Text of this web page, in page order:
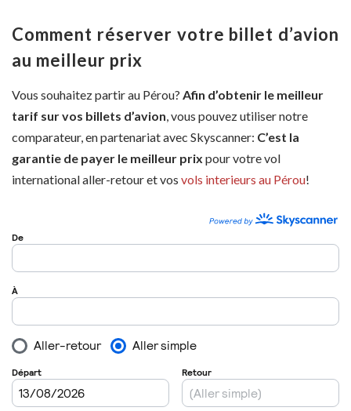
Comment réserver votre billet d’avion
au meilleur prix
Vous souhaitez partir au Pérou? Afin d’obtenir le meilleur
tarif sur vos billets d’avion, vous pouvez utiliser notre
comparateur, en partenariat avec Skyscanner: C’est la
garantie de payer le meilleur prix pour votre vol
international aller-retour et vos vols interieurs au Pérou!